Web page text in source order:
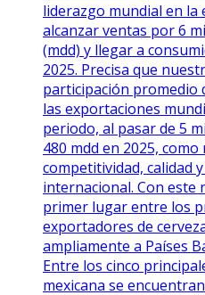
liderazgo mundial en la
alcanzar ventas por 6
(mdd) y llegar a
2025. Precisa que
participación promedio
las exportaciones
periodo, al pasar de 5
480 mdd en 2025,
competitividad, calidad
internacional. Con este
primer lugar entre los
exportadores de
ampliamente a Países
Entre los cinco
mexicana se